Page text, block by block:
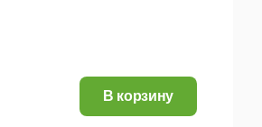
В корзину